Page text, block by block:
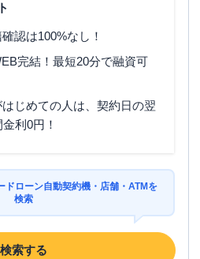
認は100%なし！
完結！最短20分で融資可
じめての人は、契約日の翌
利0円！
ドローン自動契約機・店舗・ATMを
検索
検索する